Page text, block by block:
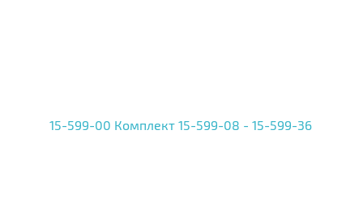
15-599-00 Комплект 15-599-08 - 15-599-36